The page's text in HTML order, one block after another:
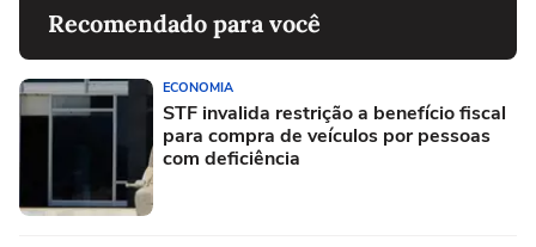
Recomendado para você
ECONOMIA
STF invalida restrição a benefício fiscal
para compra de veículos por pessoas
com deficiência